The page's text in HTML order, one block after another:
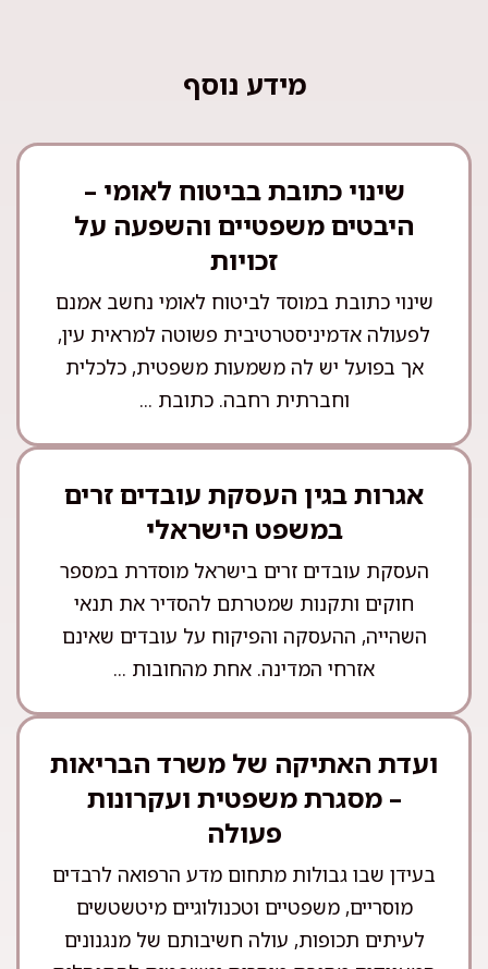
מידע נוסף
שינוי כתובת בביטוח לאומי –
היבטים משפטיים והשפעה על
זכויות
שינוי כתובת במוסד לביטוח לאומי נחשב אמנם
לפעולה אדמיניסטרטיבית פשוטה למראית עין,
אך בפועל יש לה משמעות משפטית, כלכלית
וחברתית רחבה. כתובת ...
אגרות בגין העסקת עובדים זרים
במשפט הישראלי
העסקת עובדים זרים בישראל מוסדרת במספר
חוקים ותקנות שמטרתם להסדיר את תנאי
השהייה, ההעסקה והפיקוח על עובדים שאינם
אזרחי המדינה. אחת מהחובות ...
ועדת האתיקה של משרד הבריאות
– מסגרת משפטית ועקרונות
פעולה
בעידן שבו גבולות מתחום מדע הרפואה לרבדים
מוסריים, משפטיים וטכנולוגיים מיטשטשים
לעיתים תכופות, עולה חשיבותם של מנגנונים